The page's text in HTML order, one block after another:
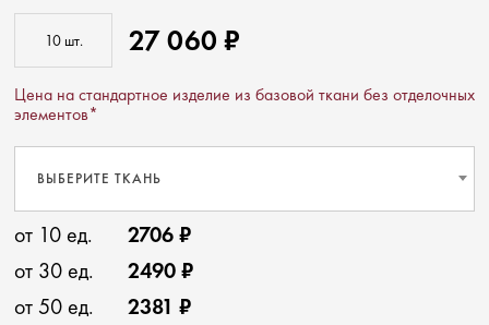
27 060 ₽
Цена на стандартное изделие из базовой ткани без отделочных
элементов*
ВЫБЕРИТЕ ТКАНЬ
от 10 ед.
2706 ₽
от 30 ед.
2490 ₽
от 50 ед.
2381 ₽